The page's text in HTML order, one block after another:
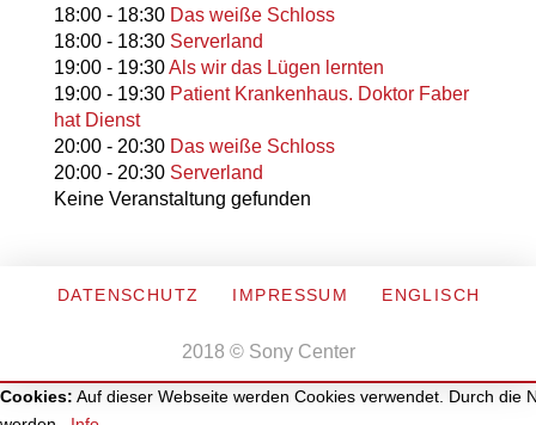
18:00- 18:30 Das weiße Schloss
18:00- 18:30 Serverland
19:00- 19:30Als wir das Lügen lernten
19:00- 19:30 Patient Krankenhaus. Doktor Faber
hat Dienst
20:00- 20:30 Das weiße Schloss
20:00- 20:30 Serverland
Keine Veranstaltung gefunden
DATENSCHUTZ IMPRESSUM ENGLISCH
2018 © Sony Center
Cookies: Auf dieser Webseite werden Cookies verwendet. Durch die